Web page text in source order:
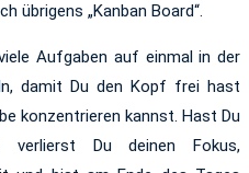
übrigens „Kanban Board“.
Aufgaben auf einmal in der
damit Du den Kopf frei hast
konzentrieren kannst. Hast Du
Du deinen Fokus,